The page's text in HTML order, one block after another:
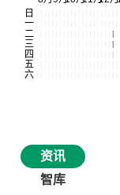
资讯
智库